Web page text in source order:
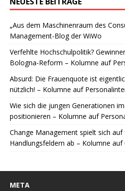
„Aus dem Maschinenraum des
Management-Blog der WiWo
Verfehlte Hochschulpolitik?
Bologna-Reform – Kolumne auf
Absurd: Die Frauenquote ist
nützlich! – Kolumne auf
Wie sich die jungen Generationen
positionieren – Kolumne auf
Change Management spielt sich
Handlungsfeldern ab – Kolumne auf
META